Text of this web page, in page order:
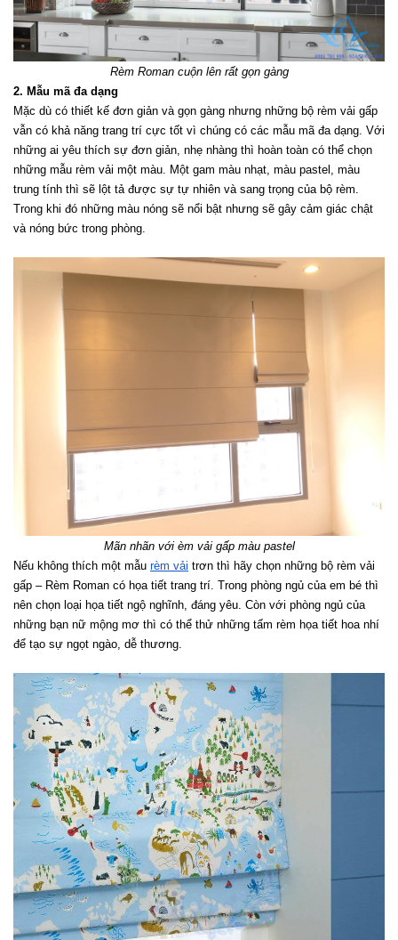
Rèm Roman cuộn lên rất gọn gàng
2. Mẫu mã đa dạng
Mặc dù có thiết kế đơn giản và gọn gàng nhưng những bộ rèm vải gấp
vẫn có khả năng trang trí cực tốt vì chúng có các mẫu mã đa dạng. Với
những ai yêu thích sự đơn giản, nhẹ nhàng thì hoàn toàn có thể chọn
những mẫu rèm vải một màu. Một gam màu nhạt, màu pastel, màu
trung tính thì sẽ lột tả được sự tự nhiên và sang trọng của bộ rèm.
Trong khi đó những màu nóng sẽ nổi bật nhưng sẽ gây cảm giác chật
và nóng bức trong phòng.
Mãn nhãn với èm vải gấp màu pastel
Nếu không thích một mẫu rèm vải trơn thì hãy chọn những bộ rèm vải
gấp – Rèm Roman có họa tiết trang trí. Trong phòng ngủ của em bé thì
nên chọn loại họa tiết ngộ nghĩnh, đáng yêu. Còn với phòng ngủ của
những bạn nữ mộng mơ thì có thể thử những tấm rèm họa tiết hoa nhí
để tạo sự ngọt ngào, dễ thương.